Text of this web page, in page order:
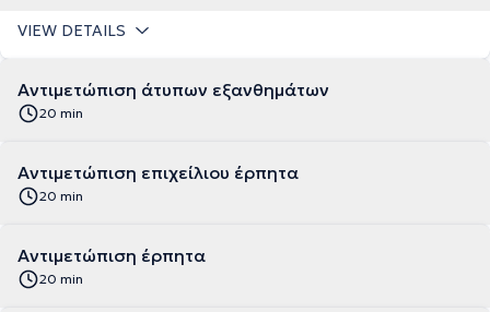
VIEW DETAILS
Αντιμετώπιση άτυπων εξανθημάτων
20 min
Αντιμετώπιση επιχείλιου έρπητα
20 min
Αντιμετώπιση έρπητα
20 min